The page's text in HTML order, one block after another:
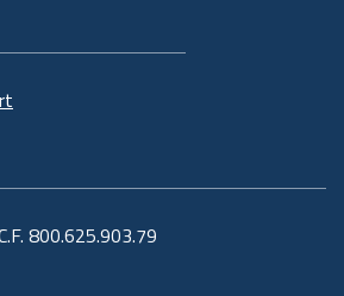
800.625.903.79